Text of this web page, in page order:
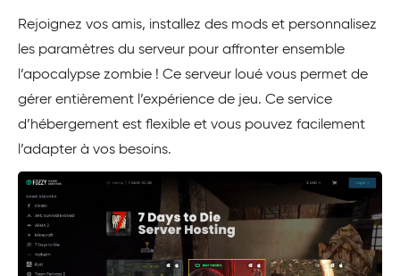
Rejoignez vos amis, installez des mods et personnalisez
les paramètres du serveur pour affronter ensemble
l’apocalypse zombie ! Ce serveur loué vous permet de
gérer entièrement l’expérience de jeu. Ce service
d’hébergement est flexible et vous pouvez facilement
l’adapter à vos besoins.